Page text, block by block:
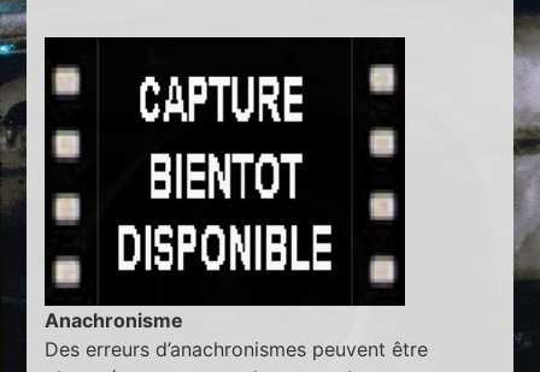
Anachronisme
Des erreurs d’anachronismes peuvent être